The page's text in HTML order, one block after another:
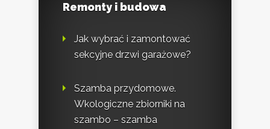
Remonty i budowa
Jak wybrać i zamontować
sekcyjne drzwi garażowe?
Szamba przydomowe.
Wkologiczne zbiorniki na
szambo – szamba